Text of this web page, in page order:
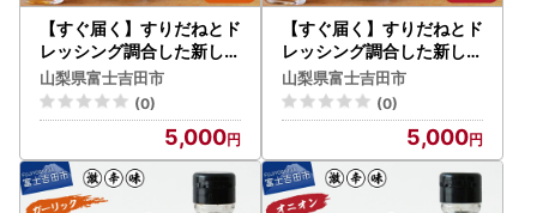
【すぐ届く】すりだねとド
レッシング調合した新しい
ホットソース ガーリック
MAGMA ２本セット
山梨県富士吉田市
(0)
5,000
【すぐ届く】すりだねとド
レッシング調合した新しい
ホットソース オニオンMA
GMA ２本セット
山梨県富士吉田市
(0)
5,000